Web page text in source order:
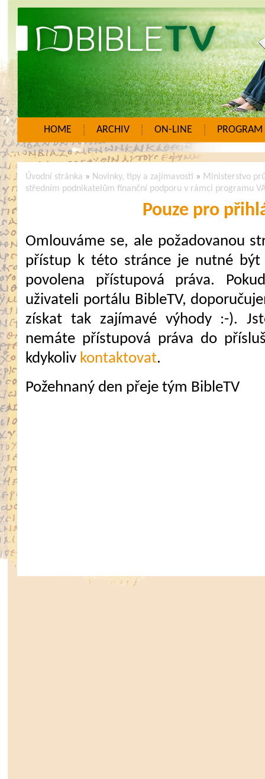
HOME ARCHIV ON-LINE PROGRAM
Úvodní stránka » Novinky, tipy a zajímavosti » Ministerstvo
středním podnikatelům finanční podporu v rámci programu
Pouze pro
Omlouváme se, ale požadovanou
přístup k této stránce je nutné
povolena přístupová práva.
uživateli portálu BibleTV,
získat tak zajímavé výhody :-).
nemáte přístupová práva do
kdykoliv kontaktovat.
Požehnaný den přeje tým BibleTV